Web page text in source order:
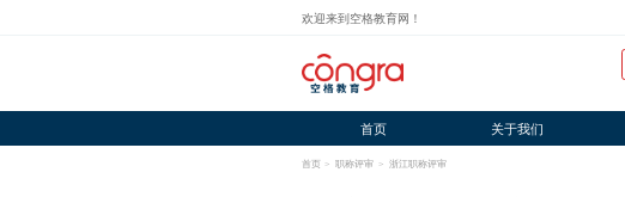
欢迎来到空格教育网！
首页 关于我们
首页 > 职称评审 > 浙江职称评审